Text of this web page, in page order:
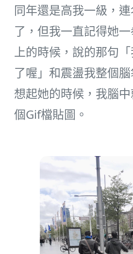
同年還是高我一級，
了，但我一直記得她
上的時候，說的那句
了喔」和震盪我整個腦
想起她的時候，我腦
個Gif檔貼圖。